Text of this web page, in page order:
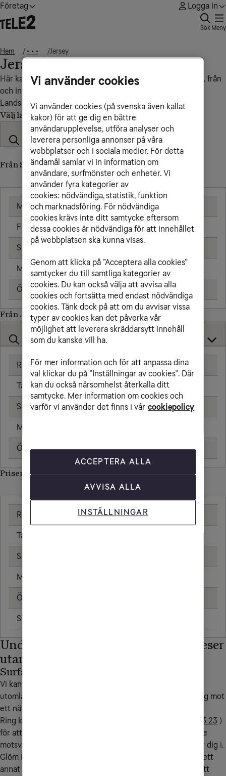
Företag Logga in
Sök Meny
Hem • • • Jersey
Jersey
Här kan du se vad det kostar att ringa, sms:a och surfa till, från
och inom Jersey.
Landskod: +441534
Välj land
Från Sverige till Jersey
Mobil 25,00 kr/min
Fast telefon 25,00 kr/min
Sms
Mms 2,39 kr
Öppningsavgift 0,79 kr
Från Jersey till
Ringa samtal 20,00 kr/min
Ta emot samtal 20,00 kr/min
Sms 4,80 kr
Mms
Öppningsavgift 0,79 kr
Priser inom Jersey
Ringa samtal 20,00 kr/min
Ta emot samtal
Sms
Mms
Öppningsavgift
Surfa utan surfpaket
Undvik onödiga kostnader när du reser
utanför EU/EES
Surfa endast på WiFi
Vi kan lägga på en spärr på ditt abonnemang när du är
utomlands. Spärren aktiveras när din mobil kopplar upp sig mot
ett nät utomlands och avaktiveras när du kommer hem.
Ring kundservice på
+46 772 23 23 23 )
för att aktivera spärren. Samtalskostnaden till kundservice
motsvarar ett samtal till Sverige från det land du befinner dig i.
Glöm inte att sätta på dataroaming i din mobil när du är i ett
annat EU/EES-land för att kunna utnyttja mobilsurfen i ditt
Vi använder cookies
Vi använder cookies (på svenska även kallat
kakor) för att ge dig en bättre
användarupplevelse, utföra analyser och
leverera personliga annonser på våra
webbplatser och i sociala medier. För detta
ändamål samlar vi in information om
användare, surfmönster och enheter. Vi
använder fyra kategorier av
cookies: nödvändiga, statistik, funktion
och marknadsföring. För nödvändiga
cookies krävs inte ditt samtycke eftersom
dessa cookies är nödvändiga för att innehållet
på webbplatsen ska kunna visas.
Genom att klicka på ”Acceptera alla cookies”
samtycker du till samtliga kategorier av
cookies. Du kan också välja att avvisa alla
cookies och fortsätta med endast nödvändiga
cookies. Tänk dock på att om du avvisar vissa
typer av cookies kan det påverka vår
möjlighet att leverera skräddarsytt innehåll
som du kanske vill ha.
För mer information och för att anpassa dina
val klickar du på ”Inställningar av cookies”. Där
kan du också närsomhelst återkalla ditt
samtycke. Mer information om cookies och
varför vi använder det finns i vår cookiepolicy
ACCEPTERA ALLA
AVVISA ALLA
INSTÄLLNINGAR